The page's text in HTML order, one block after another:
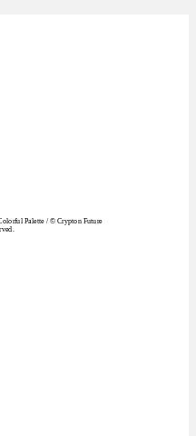
Palette / © Crypton Future